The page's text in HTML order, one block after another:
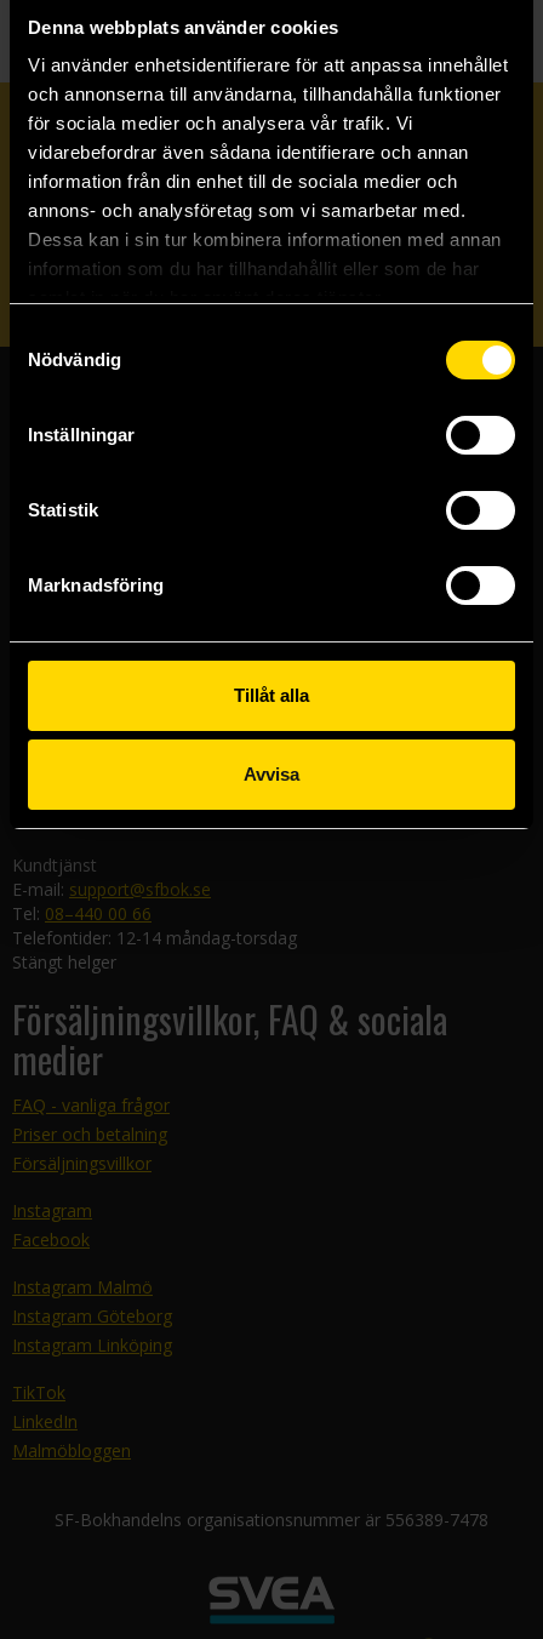
Denna webbplats använder cookies
Vi använder enhetsidentifierare för att anpassa innehållet
och annonserna till användarna, tillhandahålla funktioner
för sociala medier och analysera vår trafik. Vi
vidarebefordrar även sådana identifierare och annan
information från din enhet till de sociala medier och
annons- och analysföretag som vi samarbetar med.
Dessa kan i sin tur kombinera informationen med annan
information som du har tillhandahållit eller som de har
Nödvändig
Inställningar
Statistik
Marknadsföring
Tillåt alla
Avvisa
Prenumerera på vårt nyhetsbrev
Veckobrevet
Skicka
Butiker & kundtjänst
Västerlånggatan 48
Göteborgsbutiken
Kungsgatan 19
Malmöbutiken
582 19 Linköping
Kundtjänst
E-mail: support@sfbok.se
Tel: 08–440 00 66
Telefontider: 12-14 måndag-torsdag
Stängt helger
Försäljningsvillkor, FAQ & sociala
medier
FAQ - vanliga frågor
Priser och betalning
Försäljningsvillkor
Instagram
Facebook
Instagram Malmö
Instagram Göteborg
Instagram Linköping
TikTok
LinkedIn
Malmöbloggen
SF-Bokhandelns organisationsnummer är 556389-7478